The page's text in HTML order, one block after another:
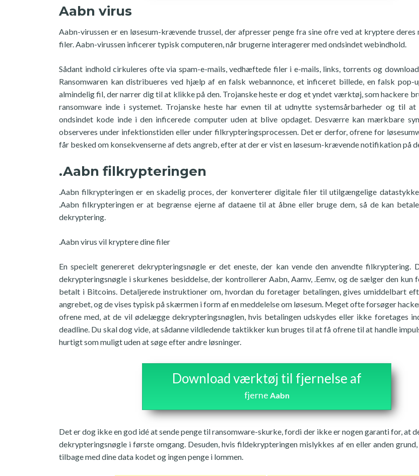
Aabn virus
Aabn-virussen er en løsesum-krævende trussel, der afpresser penge fra sine ofre ved at kryptere
filer. Aabn-virussen inficerer typisk computeren, når brugerne interagerer med ondsindet webindhold.
Sådant indhold cirkuleres ofte via spam-e-mails, vedhæftede filer i e-mails, links, torrents og
Ransomwaren kan distribueres ved hjælp af en falsk webannonce, et inficeret billede, en falsk pop-
almindelig fil, der narrer dig til at klikke på den. Trojanske heste er dog et yndet værktøj, som hackere
ransomware inde i systemet. Trojanske heste har evnen til at udnytte systemsårbarheder og til
ondsindet kode inde i den inficerede computer uden at blive opdaget. Desværre kan mærkbare
observeres under infektionstiden eller under filkrypteringsprocessen. Det er derfor, ofrene for
får besked om konsekvenserne af dets angreb, efter at der er vist en løsesum-krævende notifikation på
.Aabn filkrypteringen
.Aabn filkrypteringen er en skadelig proces, der konverterer digitale filer til utilgængelige
.Aabn filkrypteringen er at begrænse ejerne af dataene til at åbne eller bruge dem, så de kan
dekryptering.
.Aabn virus vil kryptere dine filer
En specielt genereret dekrypteringsnøgle er det eneste, der kan vende den anvendte filkryptering.
dekrypteringsnøgle i skurkenes besiddelse, der kontrollerer Aabn, Aamv, .Eemv, og de sælger den
betalt i Bitcoins. Detaljerede instruktioner om, hvordan du foretager betalingen, gives umiddelbart
angrebet, og de vises typisk på skærmen i form af en meddelelse om løsesum. Meget ofte forsøger
ofrene med, at de vil ødelægge dekrypteringsnøglen, hvis betalingen udskydes eller ikke foretages
deadline. Du skal dog vide, at sådanne vildledende taktikker kun bruges til at få ofrene til at handle
hurtigt som muligt uden at søge efter andre løsninger.
Download værktøj til fjernelse af
fjerne Aabn
Det er dog ikke en god idé at sende penge til ransomware-skurke, fordi der ikke er nogen garanti for, at
dekrypteringsnøgle i første omgang. Desuden, hvis fildekrypteringen mislykkes af en eller anden
tilbage med dine data kodet og ingen penge i lommen.